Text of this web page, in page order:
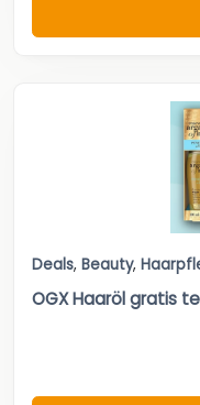
Deals, Beauty,
OGX Haaröl gratis